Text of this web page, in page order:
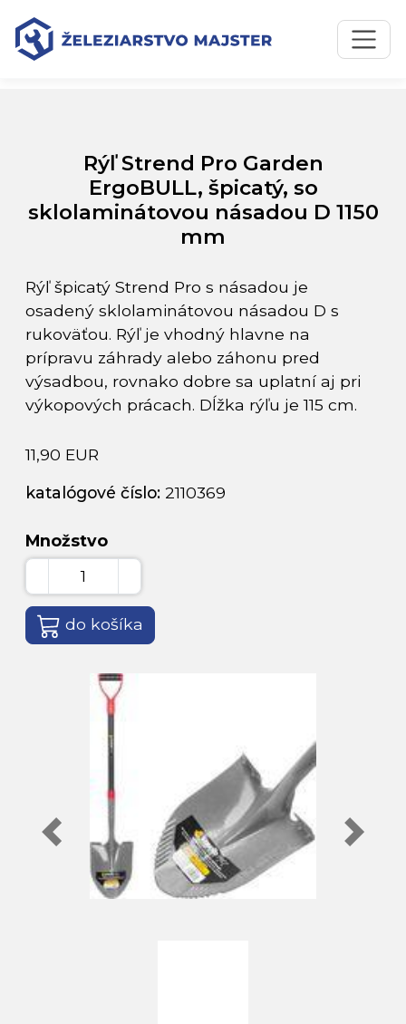
Preskočiť na obsah
Preskočiť na hlavné menu
Úvodná stránka
Rýľ Strend Pro Garden ErgoBULL, špicatý, so
sklolaminátovou násadou D 1150 mm
Rýľ Strend Pro Garden
ErgoBULL, špicatý, so
sklolaminátovou násadou D 1150
mm
Rýľ špicatý Strend Pro s násadou je
osadený sklolaminátovou násadou D s
rukoväťou. Rýľ je vhodný hlavne na
prípravu záhrady alebo záhonu pred
výsadbou, rovnako dobre sa uplatní aj pri
výkopových prácach. Dĺžka rýľu je 115 cm.
11,90 EUR
katalógové číslo: 2110369
Množstvo
do košíka